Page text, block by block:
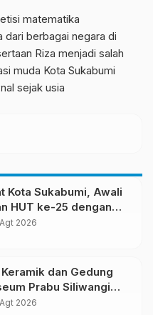
matematika
dari berbagai negara di
Riza menjadi salah
muda Kota Sukabumi
sejak usia
Kota Sukabumi, Awali
HUT ke-25 dengan
Masjid Agung dan
2026
dan Gedung
Prabu Siliwangi
Ponpes Al-Fath
2026